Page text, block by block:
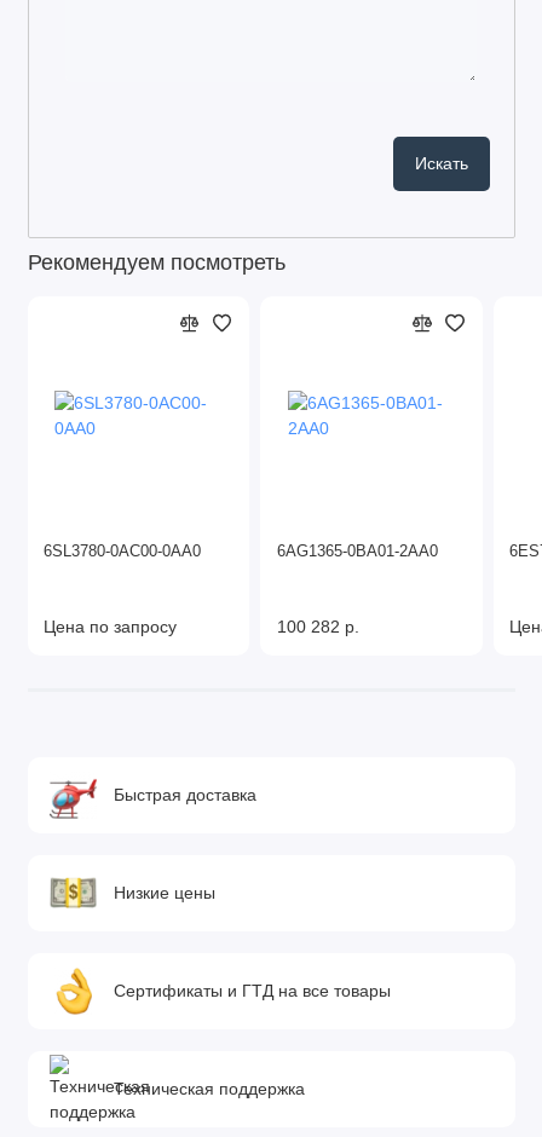
Рекомендуем посмотреть
6SL3780-0AC00-0AA0
Цена по запросу
6AG1365-0BA01-2AA0
100 282 р.
Быстрая доставка
Низкие цены
Сертификаты и ГТД на все товары
Техническая поддержка